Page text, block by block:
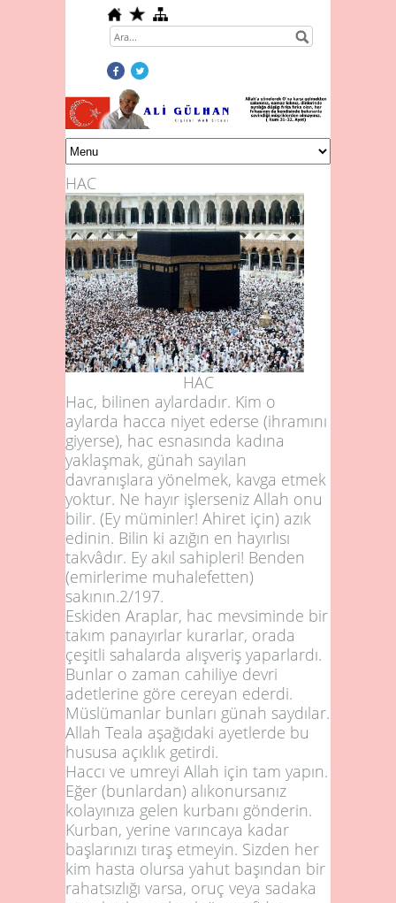
HAC
HAC
Hac, bilinen aylardadır. Kim o
aylarda hacca niyet ederse (ihramını
giyerse), hac esnasında kadına
yaklaşmak, günah sayılan
davranışlara yönelmek, kavga etmek
yoktur. Ne hayır işlerseniz Allah onu
bilir. (Ey müminler! Ahiret için) azık
edinin. Bilin ki azığın en hayırlısı
takvâdır. Ey akıl sahipleri! Benden
(emirlerime muhalefetten)
sakının.2/197.
Eskiden Araplar, hac mevsiminde bir
takım panayırlar kurarlar, orada
çeşitli sahalarda alışveriş yaparlardı.
Bunlar o zaman cahiliye devri
adetlerine göre cereyan ederdi.
Müslümanlar bunları günah saydılar.
Allah Teala aşağıdaki ayetlerde bu
hususa açıklık getirdi.
Haccı ve umreyi Allah için tam yapın.
Eğer (bunlardan) alıkonursanız
kolayınıza gelen kurbanı gönderin.
Kurban, yerine varıncaya kadar
başlarınızı tıraş etmeyin. Sizden her
kim hasta olursa yahut başından bir
rahatsızlığı varsa, oruç veya sadaka